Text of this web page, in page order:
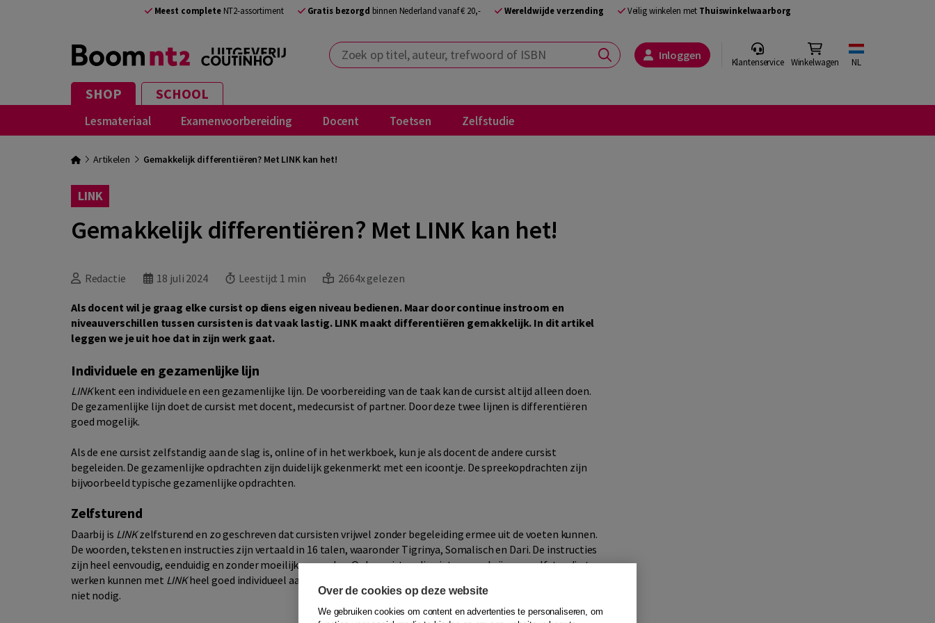
Meest completeNT2-assortiment Gratis bezorgd binnen Nederland vanaf € 20,- Wereldwijde verzending Veilig winkelen met Thuiswinkelwaarborg
Zoek op titel, auteur, trefwoord of ISBN Inloggen Klantenservice Winkelwagen NL
SHOP SCHOOL
Lesmateriaal Examenvoorbereiding Docent Toetsen Zelfstudie
Artikelen Gemakkelijk differentiëren? Met LINK kan het!
LINK
Gemakkelijk differentiëren? Met LINK kan het!
Redactie 18 juli 2024 Leestijd: 1 min 2664x gelezen
Als docent wil je graag elke cursist op diens eigen niveau bedienen. Maar door continue instroom en
niveauverschillen tussen cursisten is dat vaak lastig. LINK maakt differentiëren gemakkelijk. In dit artikel
leggen we je uit hoe dat in zijn werk gaat.
Individuele en gezamenlijke lijn
LINKkent een individuele en een gezamenlijke lijn. De voorbereiding van de taak kan de cursist altijd alleen doen.
De gezamenlijke lijn doet de cursist met docent, medecursist of partner. Door deze twee lijnen is differentiëren
goed mogelijk.
Als de ene cursist zelfstandig aan de slag is, online of in het werkboek, kun je als docent de andere cursist
begeleiden. De gezamenlijke opdrachten zijn duidelijk gekenmerkt met een icoontje. De spreekopdrachten zijn
bijvoorbeeld typische gezamenlijke opdrachten.
Zelfsturend
Daarbij is LINKzelfsturend en zo geschreven dat cursisten vrijwel zonder begeleiding ermee uit de voeten kunnen.
De woorden, teksten en instructies zijn vertaald in 16 talen, waaronder Tigrinya, Somalisch en Dari. De instructies
zijn heel eenvoudig, eenduidig en zonder moeilijke woorden. Ook cursisten die niet gewend zijn om zelfstandig te
werken kunnen met LINKheel goed individueel aan de slag. Zelfs als ze weinig digitaalvaardig zijn, is inwerken
niet nodig.
Over de cookies op deze website
We gebruiken cookies om content en advertenties te personaliseren, om